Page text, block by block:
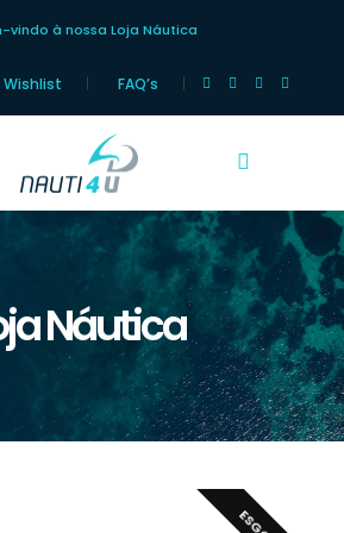
vindo à nossa Loja Náutica
Wishlist FAQ’s
Náutica